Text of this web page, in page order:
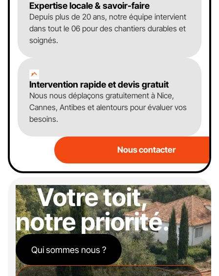
Expertise locale & savoir-faire
Depuis plus de 20 ans, notre équipe intervient
dans tout le 06 pour des chantiers durables et
soignés.
Intervention rapide et devis gratuit
Nous nous déplaçons gratuitement à Nice,
Cannes, Antibes et alentours pour évaluer vos
besoins.
Nous contacter
Votre toit,
notre priorité.
Qui sommes nous ?